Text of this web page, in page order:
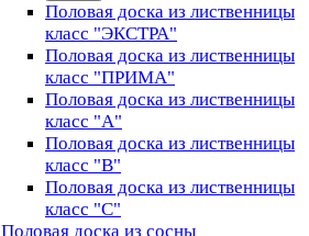
Половая доска из лиственницы
класс "ЭКСТРА"
Половая доска из лиственницы
класс "ПРИМА"
Половая доска из лиственницы
класс "А"
Половая доска из лиственницы
класс "B"
Половая доска из лиственницы
класс "C"
Половая доска из сосны